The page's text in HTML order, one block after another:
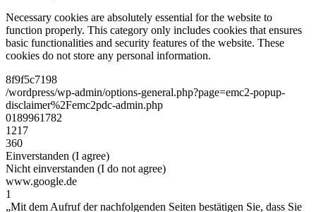
Necessary cookies are absolutely essential for the website to
function properly. This category only includes cookies that ensures
basic functionalities and security features of the website. These
cookies do not store any personal information.
8f9f5c7198
/wordpress/wp-admin/options-general.php?page=emc2-popup-
disclaimer%2Femc2pdc-admin.php
0189961782
1217
360
Einverstanden (I agree)
Nicht einverstanden (I do not agree)
www.google.de
1
„Mit dem Aufruf der nachfolgenden Seiten bestätigen Sie, dass Sie